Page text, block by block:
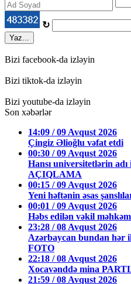
↻
Yaz...
Bizi facebook-da izləyin
Bizi tiktok-da izləyin
Bizi youtube-da izləyin
Son xəbərlər
14:09 / 09 Avqust 2026
Çingiz Əlioğlu vəfat etdi
00:30 / 09 Avqust 2026
Hansı universitetlərin
AÇIQLAMA
00:15 / 09 Avqust 2026
Yeni həftənin əsas
00:01 / 09 Avqust 2026
Həbs edilən vəkil
23:28 / 08 Avqust 2026
Azərbaycan bundan hər
FOTO
22:18 / 08 Avqust 2026
Xocavənddə mina
21:59 / 08 Avqust 2026